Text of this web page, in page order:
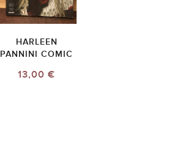
HARLEEN
PANNINI COMIC
13,00 €